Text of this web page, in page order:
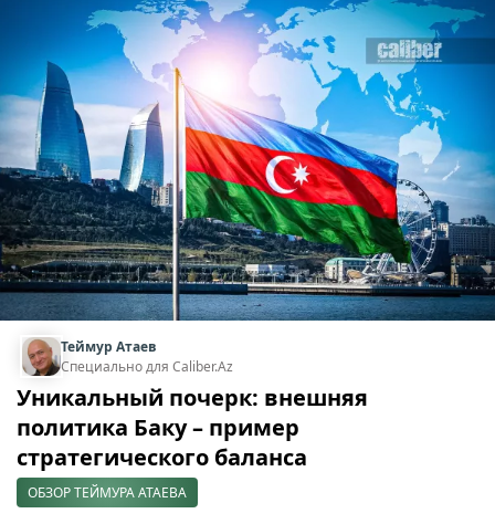
Теймур Атаев
Специально для Caliber.Az
Уникальный почерк: внешняя
политика Баку – пример
стратегического баланса
ОБЗОР ТЕЙМУРА АТАЕВА